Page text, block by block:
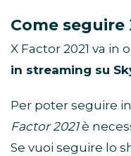
Come
X Factor 2021 va in
in streaming su
Per poter seguire
Factor 2021è
Se vuoi seguire lo